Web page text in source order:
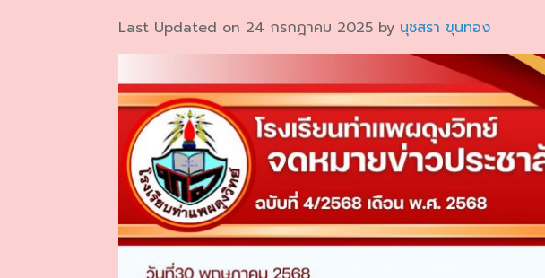
Last Updated on 24 กรกฎาคม 2025 by นุชสรา ขุนทอง